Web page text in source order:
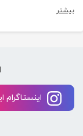
بیشتر
اینستاگرام